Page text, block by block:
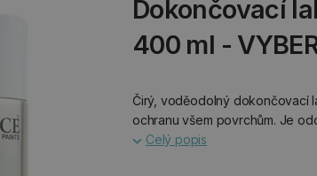
Dokončovací
400 ml -
Čirý, voděodolný dokončovací
ochranu všem povrchům. Je
Celý popis